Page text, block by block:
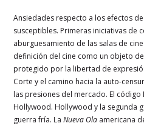
Ansiedades respecto a los efectos
susceptibles. Primeras iniciativas de
aburguesamiento de las salas de
definición del cine como un objeto
protegido por la libertad de
Corte y el camino hacia la auto-
las presiones del mercado. El código
Hollywood. Hollywood y la segunda
guerra fría. LaNueva Ola americana